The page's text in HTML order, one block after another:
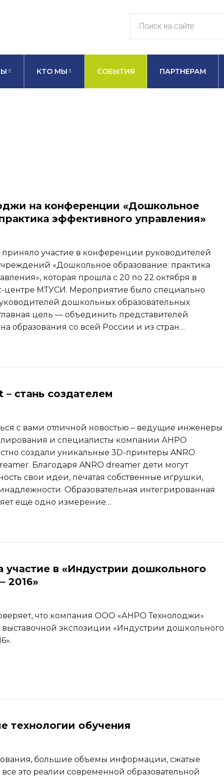
КТО МЫ СОБЫТИЯ ПАРТНЕРАМ
на конференции «Дошкольное
эффективного управления»
участие в конференции руководителей
«Дошкольное образование: практика
которая прошла с 20 по 22 октября в
центре МТУСИ. Мероприятие было специально
дошкольных образовательных
цель — объединить представителей
образования со всей России и из стран…
– стань создателем
с вами отличной новостью – ведущие инженеры
и специалисты компании АНРО
создали уникальные 3D-принтеры ANRO
Благодаря ANRO dreamer дети могут
свои идеи, печатая собственные игрушки,
Образовательная интегрированная
еще одно измерение…
участие в «Индустрии дошкольного
2016»
что компания ООО «АНРО Технолоджи»
выставочной экспозиции «Индустрии дошкольного
технологии обучения
большие объемы информации, сжатые
это реалии современной образовательной